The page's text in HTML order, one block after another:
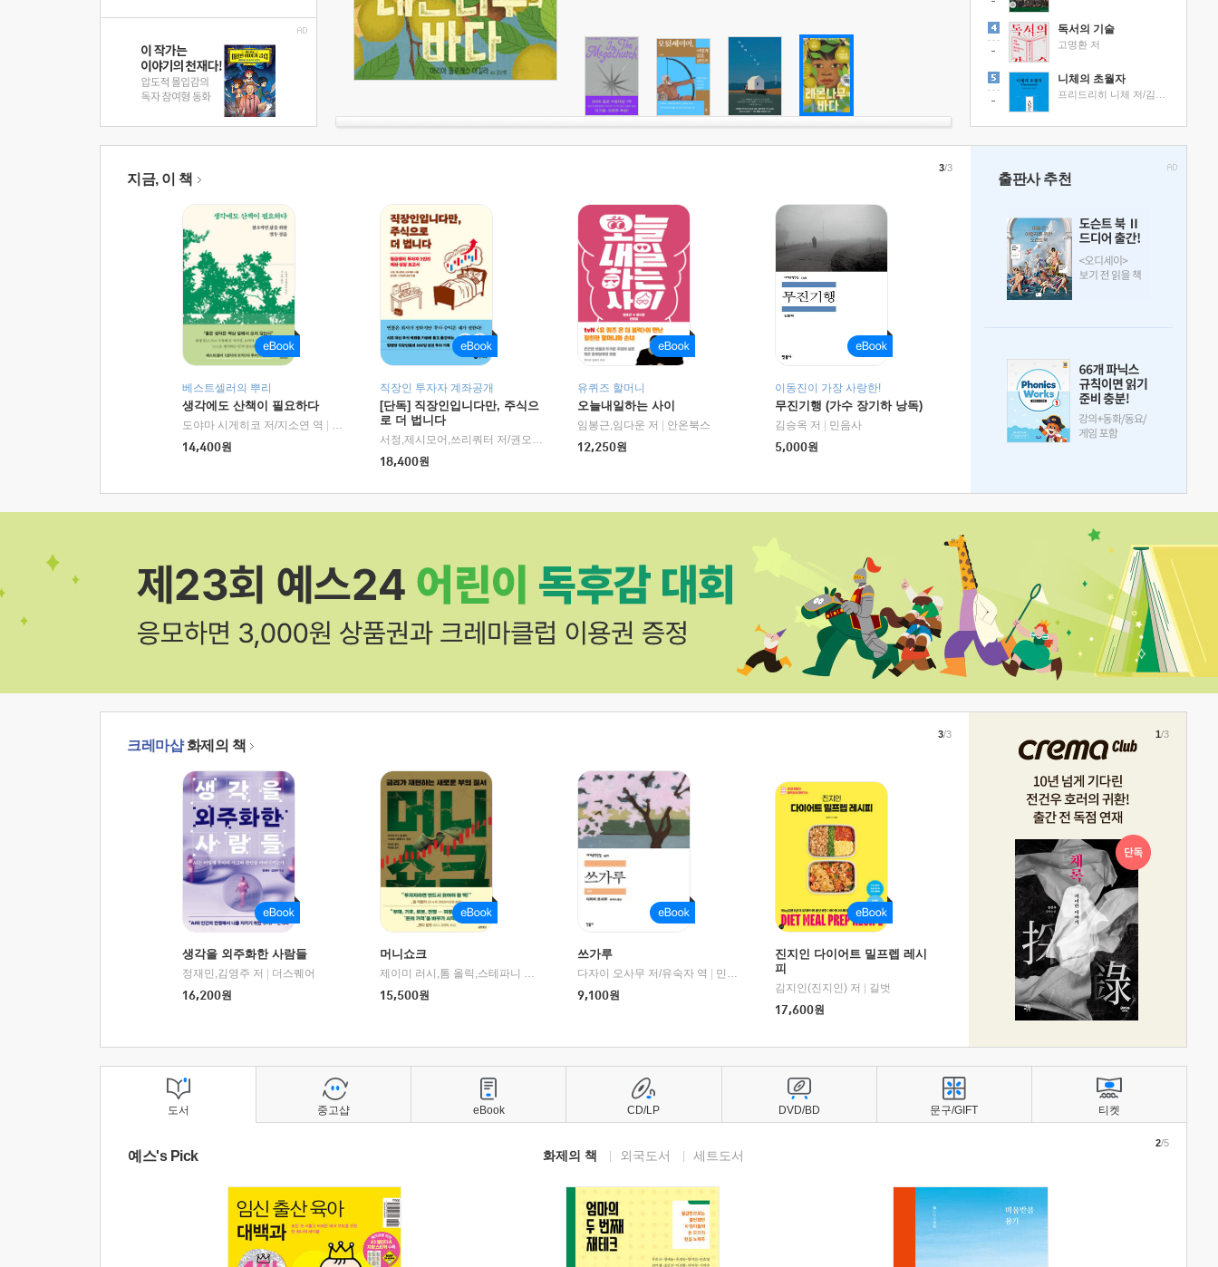
독서의 기술
고명환 저
니체의 초월자
지금, 이 책
베스트셀러의 뿌리
생각에도 산책이 필요하다
도야마 시게히코 저/지소연 역
알에이치코리아(RHK)
14,400원
직장인 투자자 계좌공개
[단독] 직장인입니다만, 주식으
로 더 법니다
서정,제시모어,쓰리쿼터 저/권오태,시그널리포트 편
18,400원
유퀴즈 할머니
오늘내일하는 사이
임봉근,임다운 저
안온북스
12,250원
이동진이 가장 사랑한!
무진기행 (가수 장기하 낭독)
김승옥 저
민음사
5,000원
3/3
출판사 추천
크레마샵화제의 책
생각을 외주화한 사람들
정재민,김영주 저
더스퀘어
16,200원
머니쇼크
제이미 러시,톰 올릭,스테파니 플랜더스 편저/임경은 역/박정호 감수 |
교보문고
15,500원
쓰가루
다자이 오사무 저/유숙자 역
민음사
9,100원
진지인 다이어트 밀프렙 레시
피
김지인(진지인) 저
길벗
17,600원
3/3 1/3
도서
예스's Pick 화제의 책 외국도서 세트도서
2/5
중고샵 eBook CD/LP DVD/BD 문구/GIFT 티켓